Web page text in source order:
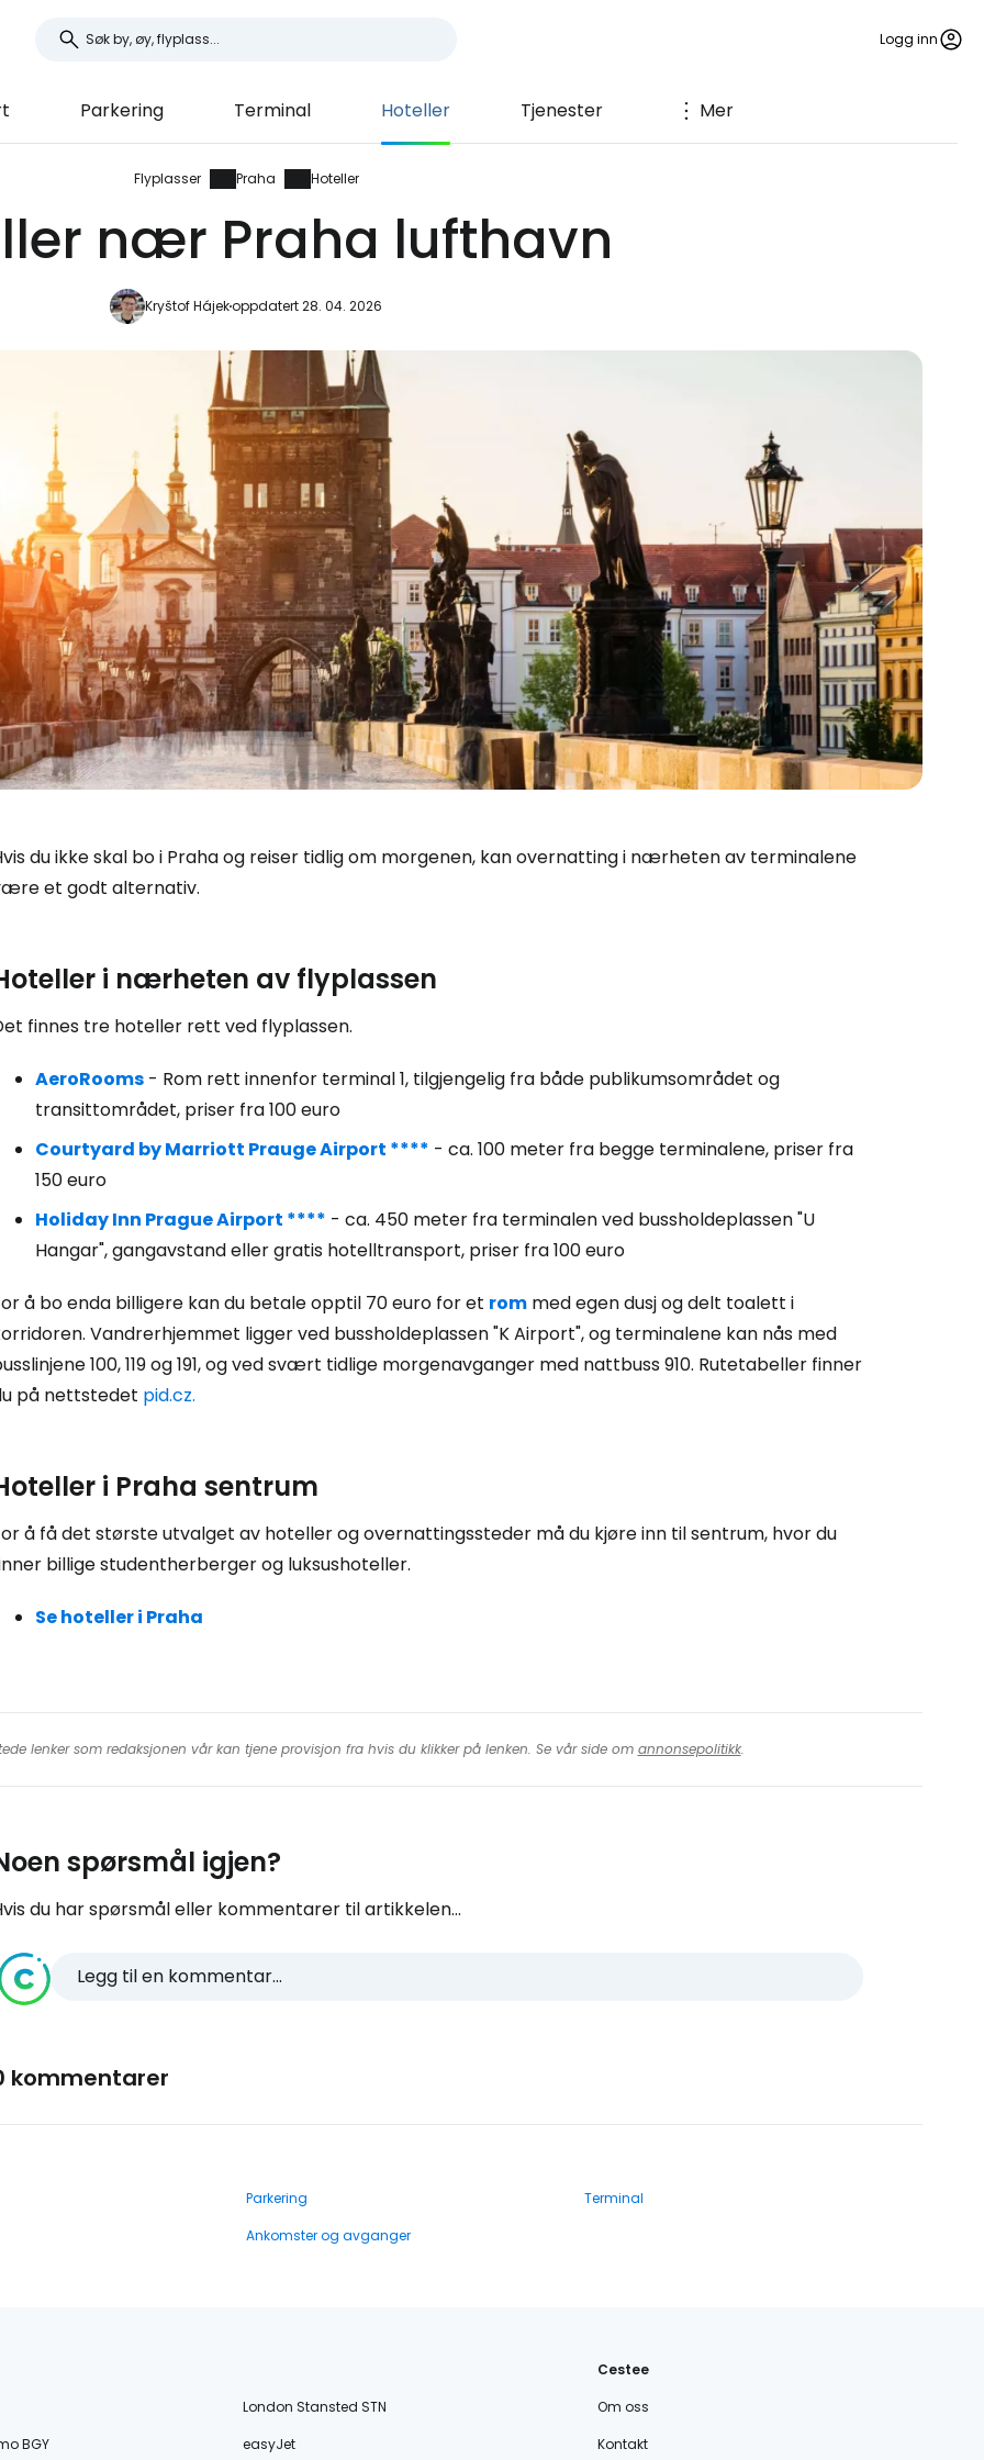
Logg inn
Parkering Terminal Hoteller Tjenester Mer
Flyplasser Praha Hoteller
nær Praha lufthavn
Kryštof Hájekoppdatert 28. 04. 2026
du ikke skal bo i Praha og reiser tidlig om morgenen, kan overnatting i nærheten av terminalene
et godt alternativ.
i nærheten av flyplassen
finnes tre hoteller rett ved flyplassen.
AeroRooms - Rom rett innenfor terminal 1, tilgjengelig fra både publikumsområdet og
transittområdet, priser fra 100 euro
Courtyard by Marriott Prauge Airport **** - ca. 100 meter fra begge terminalene, priser fra
150 euro
Holiday Inn Prague Airport **** - ca. 450 meter fra terminalen ved bussholdeplassen "U
Hangar", gangavstand eller gratis hotelltransport, priser fra 100 euro
å bo enda billigere kan du betale opptil 70 euro for et rom med egen dusj og delt toalett i
Vandrerhjemmet ligger ved bussholdeplassen "K Airport", og terminalene kan nås med
100, 119 og 191, og ved svært tidlige morgenavganger med nattbuss 910. Rutetabeller finner
på nettstedet pid.cz.
i Praha sentrum
å få det største utvalget av hoteller og overnattingssteder må du kjøre inn til sentrum, hvor du
billige studentherberger og luksushoteller.
Se hoteller i Praha
lenker som redaksjonen vår kan tjene provisjon fra hvis du klikker på lenken. Se vår side om annonsepolitikk.
spørsmål igjen?
du har spørsmål eller kommentarer til artikkelen...
Legg til en kommentar...
kommentarer
Parkering
Terminal
Ankomster og avganger
London Stansted STN
BGY
easyJet
Cestee
Om oss
Kontakt
Logg inn på Cestee
Fortsett med Facebook
Fortsett med e-post